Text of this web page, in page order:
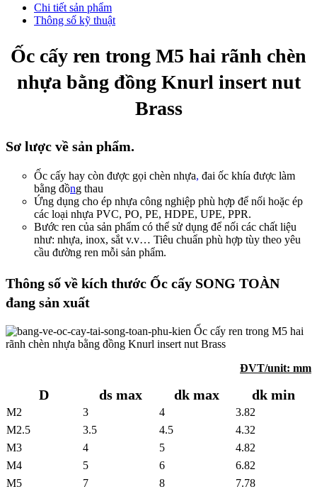
Chi tiết sản phẩm
Thông số kỹ thuật
Ốc cấy ren trong M5 hai rãnh chèn
nhựa bằng đồng Knurl insert nut
Brass
Sơ lược về sản phẩm.
Ốc cấy hay còn được gọi chèn nhựa, đai ốc khía được làm
bằng đồng thau
Ứng dụng cho ép nhựa công nghiệp phù hợp để nối hoặc ép
các loại nhựa PVC, PO, PE, HDPE, UPE, PPR.
Bước ren của sản phẩm có thể sử dụng để nối các chất liệu
như: nhựa, inox, sắt v.v… Tiêu chuẩn phù hợp tùy theo yêu
cầu đường ren mỗi sản phẩm.
Thông số về kích thước Ốc cấy SONG TOÀN
đang sản xuất
ĐVT/unit: mm
D ds max dk max dk min
M2 3 4
3.82
M2.5
3.5 4.5
4.32
M3
4 5
4.82
M4
5 6
6.82
M5
7 8
7.78